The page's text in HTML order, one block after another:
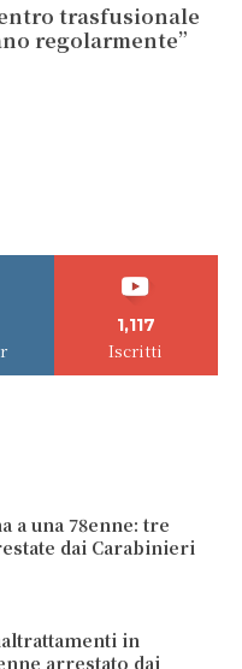
trasfusionale
regolarmente”
1,117
Iscritti
a una 78enne: tre
dai Carabinieri
in
arrestato dai